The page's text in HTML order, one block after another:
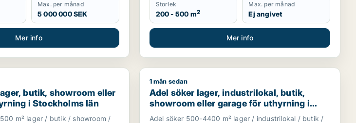
Max. per månad
5 000 000 SEK
Mer info
Storlek
200 - 500 m2
Max. per månad
Ej angivet
Mer info
eller Nacka m.fl.
butik, showroom eller garage för uthyrning i Stockholms län
butik, showroom eller
i Stockholms län
m² lager / butik / showroom /
Adel söker lager, industrilokal, butik, showroom eller
1 mån sedan
Adel söker lager, industrilokal, butik,
showroom eller garage för uthyrning i
Huddinge, Tyresö eller Nacka m.fl.
Adel söker 500-4400 m² lager / industrilokal / butik /